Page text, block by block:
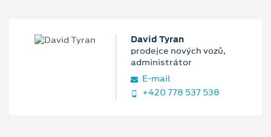
David Tyran
prodejce nových vozů,
administrátor
E‑mail
+420 778 537 538